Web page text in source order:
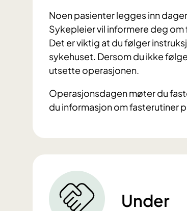
Noen pasienter legges inn
Sykepleier vil informere deg
Det er viktig at du følger
sykehuset. Dersom du ikke
utsette operasjonen.
Operasjonsdagen møter du
du informasjon om fasterutiner
Under